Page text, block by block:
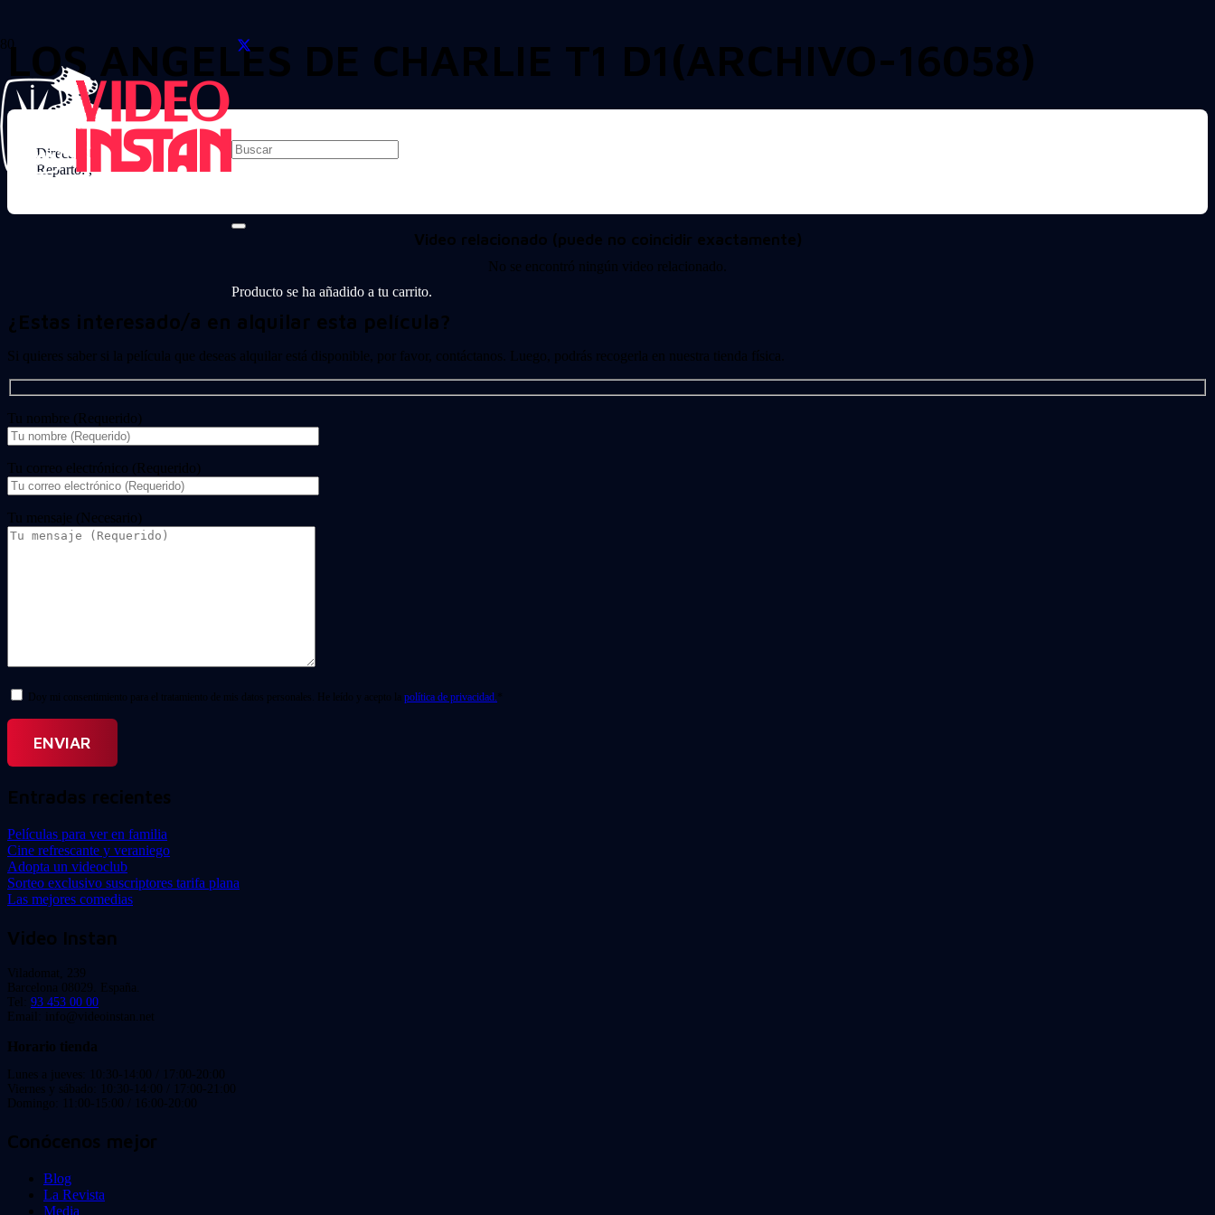
Producto se ha añadido a tu carrito.
LOS ANGELES DE CHARLIE T1 D1(ARCHIVO-16058)
Director:
Reparto: ,
Video relacionado (puede no coincidir exactamente)
No se encontró ningún video relacionado.
¿Estas interesado/a en alquilar esta película?
Si quieres saber si la película que deseas alquilar está disponible, por favor, contáctanos. Luego, podrás recogerla en nuestra tienda física.
Tu nombre (Requerido)
Tu correo electrónico (Requerido)
Tu mensaje (Necesario)
Doy mi consentimiento para el tratamiento de mis datos personales. He leído y acepto la política de privacidad. *
Entradas recientes
Películas para ver en familia
Cine refrescante y veraniego
Adopta un videoclub
Sorteo exclusivo suscriptores tarifa plana
Las mejores comedias
Video Instan
Viladomat, 239
Barcelona 08029. España.
Tel: 93 453 00 00
Email: info@videoinstan.net
Horario tienda
Lunes a jueves: 10:30-14:00 / 17:00-20:00
Viernes y sábado: 10:30-14:00 / 17:00-21:00
Domingo: 11:00-15:00 / 16:00-20:00
Conócenos mejor
Blog
La Revista
Media